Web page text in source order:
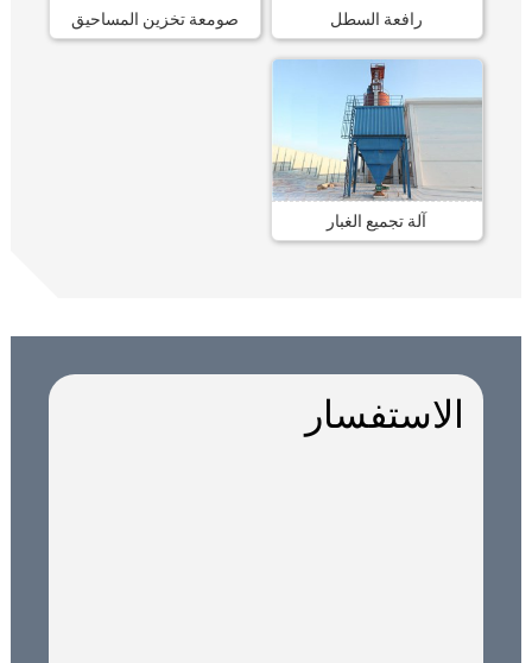
رافعة السطل صومعة تخزين المساحيق
آلة تجميع الغبار
الاستفسار